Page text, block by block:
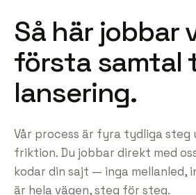
Så här jobbar
första samtal
lansering.
Vår process är fyra tydliga steg
friktion. Du jobbar direkt med
kodar din sajt — inga mellanled,
är hela vägen, steg för steg.